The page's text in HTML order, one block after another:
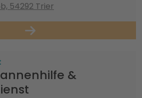
54292 Trier
&